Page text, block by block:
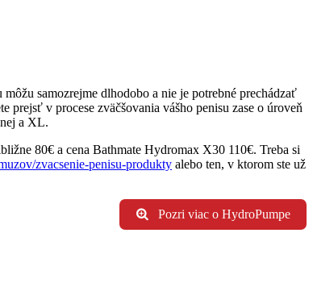
samozrejme dlhodobo a nie je potrebné prechádzať
v procese zväčšovania vášho penisu zase o úroveň
a XL.
80€ a cena Bathmate Hydromax X30 110€. Treba si
zvacsenie-penisu-produkty alebo ten, v ktorom ste už
Pozri viac o HydroPumpe